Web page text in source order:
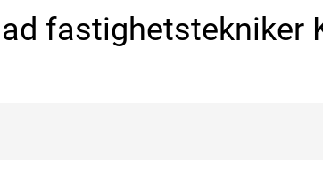
fastighetstekniker